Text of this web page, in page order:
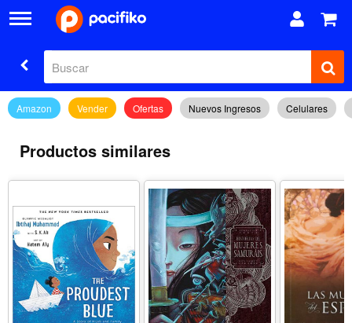
Amazon Vender Ofertas Nuevos Ingresos Celulares
Productos similares